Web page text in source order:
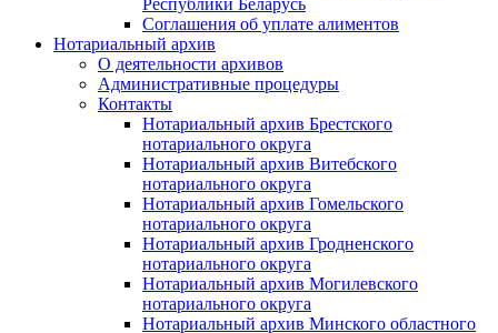
Соглашения об уплате алиментов
Нотариальный архив
О деятельности архивов
Административные процедуры
Контакты
Нотариальный архив Брестского
нотариального округа
Нотариальный архив Витебского
нотариального округа
Нотариальный архив Гомельского
нотариального округа
Нотариальный архив Гродненского
нотариального округа
Нотариальный архив Могилевского
нотариального округа
Нотариальный архив Минского областного